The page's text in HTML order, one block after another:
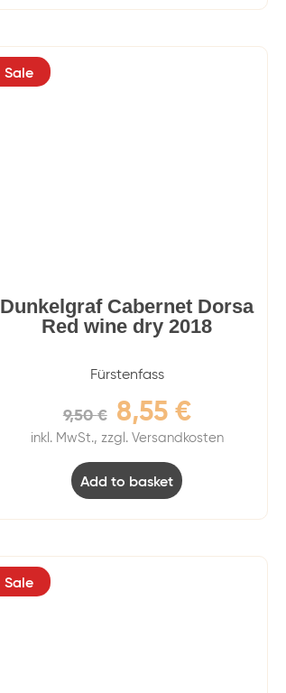
Sale
Dunkelgraf Cabernet Dorsa
Red wine dry 2018
Fürstenfass
9,50€ 8,55 €
inkl. MwSt., zzgl. Versandkosten
Add to basket
Sale